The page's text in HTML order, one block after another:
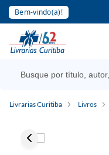
Bem-vindo(a)!
Livrarias Curitiba Livros